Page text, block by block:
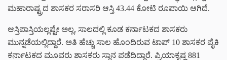
ಮಹಾರಾಷ್ಟ್ರದ ಶಾಸಕರ ಸರಾಸರಿ ಆಸ್ತಿ 43.44 ಕೋಟಿ ರೂಪಾಯಿ ಆಗಿದೆ.
ಆಸ್ತಿಪಾಸ್ತಿಯಲ್ಲಷ್ಟೇ ಅಲ್ಲ, ಸಾಲದಲ್ಲಿ ಕೂಡ ಕರ್ನಾಟಕದ ಶಾಸಕರು
ಮುನ್ನಡೆಯಲ್ಲಿದ್ದಾರೆ. ಅತಿ ಹೆಚ್ಚು ಸಾಲ ಹೊಂದಿರುವ ಟಾಪ್‌ 10 ಶಾಸಕರ ಪೈಕಿ
ಕರ್ನಾಟಕದ ಮೂವರು ಶಾಸಕರು ಸ್ಥಾನ ಪಡೆದಿದ್ದಾರೆ. ಪ್ರಿಯಾಕೃಷ್ಣ 881